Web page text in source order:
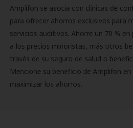
Amplifon se asocia con clínicas de
para ofrecer ahorros exclusivos para
servicios auditivos. Ahorre un 70 %
a los precios minoristas, más otros
través de su seguro de salud o
Mencione su beneficio de Amplifon
maximizar los ahorros.